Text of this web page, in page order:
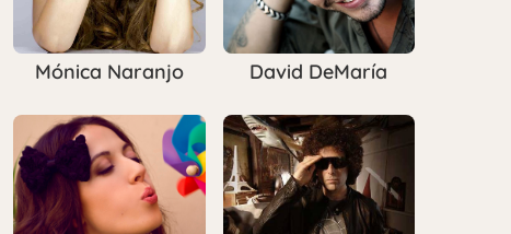
Mónica Naranjo David DeMaría